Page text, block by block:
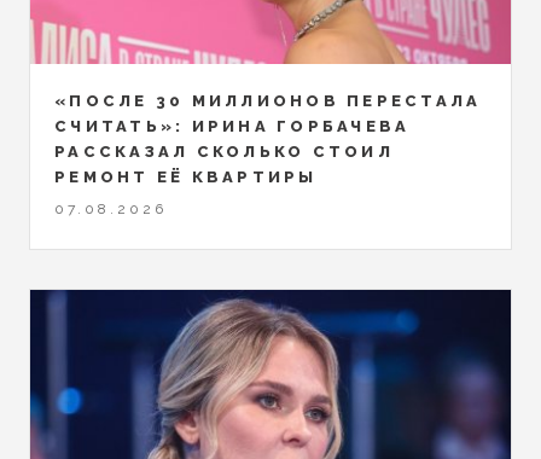
«ПОСЛЕ 30 МИЛЛИОНОВ ПЕРЕСТАЛА
СЧИТАТЬ»: ИРИНА ГОРБАЧЕВА
РАССКАЗАЛ СКОЛЬКО СТОИЛ
РЕМОНТ ЕЁ КВАРТИРЫ
07.08.2026